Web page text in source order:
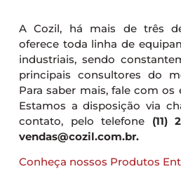
A Cozil, há mais de três
oferece toda linha de
industriais, sendo
principais consultores do
Para saber mais, fale com os
Estamos a disposição via
contato, pelo telefone (11)
vendas@cozil.com.br.
Conheça nossos Produtos